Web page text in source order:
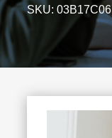
SKU:03B17C06